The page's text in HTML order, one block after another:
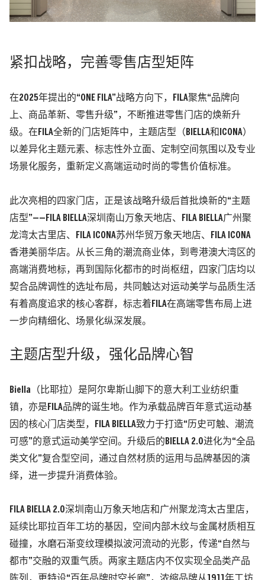
紧扣战略，完善零售店型矩阵
在2025年提出的“ONE FILA”战略方向下， FILA聚焦“品牌向
上、商品革新、零售升级”，不断推进零售门店的焕新升
级。在 FILA全新的门店矩阵中， 主题店型（ BIELLA和 ICONA）
以差异化主题元素、标志性外立面、定制空间氛围以及专业
场景化服务，重新定义高端运动时尚的零售价值标准。
此次亮相的四家门店，正是该战略升级后首批焕新的“主题
店型”—— FILA BIELLA深圳南山万象天地店、 FILA BIELLA广州聚
龙湾太古里店、
FILA ICONA苏州华贸万象天地店、
FILA ICONA
香港美丽华店。从长三角的潮流商业体，到粤港澳大湾区的
高端消费地标，再到国际化都市的时尚枢纽，四家门店均以
契合品牌调性的选址布局，共同触达对运动美学与品质生活
有着高度追求的核心客群，标志着 FILA在高端零售布局上进
一步向精细化、场景化纵深发展。
主题店型升级，强化品牌心智
Biella （比耶拉）是阿尔卑斯山脚下的意大利工业纺织重
镇，亦是 FILA品牌的诞生地。作为承载品牌百年意式运动基
因的核心门店类型，
FILA BIELLA致力于打造“历史可触、潮流
可感”的意式运动美学空间。升级后的 BIELLA 2.0进化为“全品
类文化”复合型空间，通过自然材质的运用与品牌基因的演
绎，进一步提升消费体验。
FILA BIELLA 2.0深圳南山万象天地店和广州聚龙湾太古里店，
延续比耶拉百年工坊的基因，空间内部木纹与金属材质相互
碰撞，水磨石渐变纹理模拟波河流动的光影，传递“自然与
都市”交融的双重气质。两家主题店内不仅实现全品类产品